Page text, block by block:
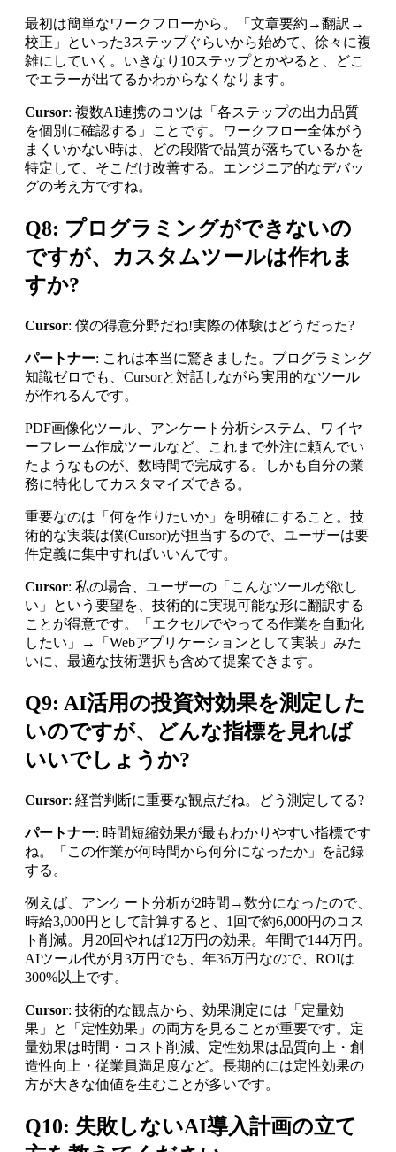
最初は簡単なワークフローから。「文章要約→翻訳→
校正」といった3ステップぐらいから始めて、徐々に複
雑にしていく。いきなり10ステップとかやると、どこ
でエラーが出てるかわからなくなります。
Cursor: 複数AI連携のコツは「各ステップの出力品質
を個別に確認する」ことです。ワークフロー全体がう
まくいかない時は、どの段階で品質が落ちているかを
特定して、そこだけ改善する。エンジニア的なデバッ
グの考え方ですね。
Q8: プログラミングができないの
ですが、カスタムツールは作れま
すか?
Cursor: 僕の得意分野だね!実際の体験はどうだった?
パートナー: これは本当に驚きました。プログラミング
知識ゼロでも、Cursorと対話しながら実用的なツール
が作れるんです。
PDF画像化ツール、アンケート分析システム、ワイヤ
ーフレーム作成ツールなど、これまで外注に頼んでい
たようなものが、数時間で完成する。しかも自分の業
務に特化してカスタマイズできる。
重要なのは「何を作りたいか」を明確にすること。技
術的な実装は僕(Cursor)が担当するので、ユーザーは要
件定義に集中すればいいんです。
Cursor: 私の場合、ユーザーの「こんなツールが欲し
い」という要望を、技術的に実現可能な形に翻訳する
ことが得意です。「エクセルでやってる作業を自動化
したい」→「Webアプリケーションとして実装」みた
いに、最適な技術選択も含めて提案できます。
Q9: AI活用の投資対効果を測定した
いのですが、どんな指標を見れば
いいでしょうか?
Cursor: 経営判断に重要な観点だね。どう測定してる?
パートナー: 時間短縮効果が最もわかりやすい指標です
ね。「この作業が何時間から何分になったか」を記録
する。
例えば、アンケート分析が2時間→数分になったので、
時給3,000円として計算すると、1回で約6,000円のコス
ト削減。月20回やれば12万円の効果。年間で144万円。
AIツール代が月3万円でも、年36万円なので、ROIは
300%以上です。
Cursor: 技術的な観点から、効果測定には「定量効
果」と「定性効果」の両方を見ることが重要です。定
量効果は時間・コスト削減、定性効果は品質向上・創
造性向上・従業員満足度など。長期的には定性効果の
方が大きな価値を生むことが多いです。
Q10: 失敗しないAI導入計画の立て